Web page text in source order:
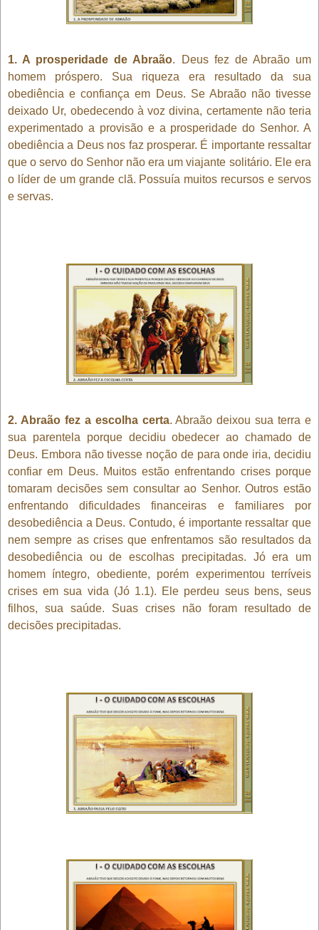
1. A prosperidade de Abraão. Deus fez de Abraão um
homem próspero. Sua riqueza era resultado da sua
obediência e confiança em Deus. Se Abraão não tivesse
deixado Ur, obedecendo à voz divina, certamente não teria
experimentado a provisão e a prosperidade do Senhor. A
obediência a Deus nos faz prosperar. É importante ressaltar
que o servo do Senhor não era um viajante solitário. Ele era
o líder de um grande clã. Possuía muitos recursos e servos
e servas.
2. Abraão fez a escolha certa. Abraão deixou sua terra e
sua parentela porque decidiu obedecer ao chamado de
Deus. Embora não tivesse noção de para onde iria, decidiu
confiar em Deus. Muitos estão enfrentando crises porque
tomaram decisões sem consultar ao Senhor. Outros estão
enfrentando dificuldades financeiras e familiares por
desobediência a Deus. Contudo, é importante ressaltar que
nem sempre as crises que enfrentamos são resultados da
desobediência ou de escolhas precipitadas. Jó era um
homem íntegro, obediente, porém experimentou terríveis
crises em sua vida (Jó 1.1). Ele perdeu seus bens, seus
filhos, sua saúde. Suas crises não foram resultado de
decisões precipitadas.